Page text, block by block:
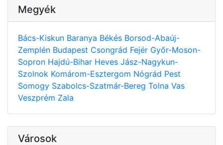
Megyék
Bács-Kiskun Baranya Békés Borsod-Abaúj-
Zemplén Budapest Csongrád Fejér Győr-Moson-
Sopron Hajdú-Bihar Heves Jász-Nagykun-
Szolnok Komárom-Esztergom Nógrád Pest
Somogy Szabolcs-Szatmár-Bereg Tolna Vas
Veszprém Zala
Városok